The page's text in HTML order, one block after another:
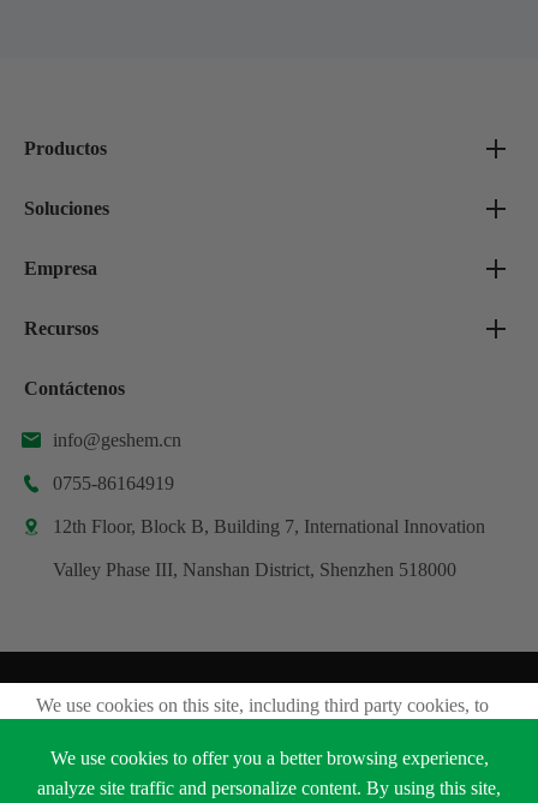
Productos
Soluciones
Empresa
Recursos
Contáctenos
 info@geshem.cn
 0755-86164919
 12th Floor, Block B, Building 7, International Innovation
Valley Phase III, Nanshan District, Shenzhen 518000
Derechos DE AUTOR ©
Shenzhen Geshem Technology Co., Ltd.
Todos los derechos reservados.
Sitemap
Política de privacidad
We use cookies on this site, including third party cookies, to
We use cookies to offer you a better browsing experience,
analyze site traffic and personalize content. By using this site,